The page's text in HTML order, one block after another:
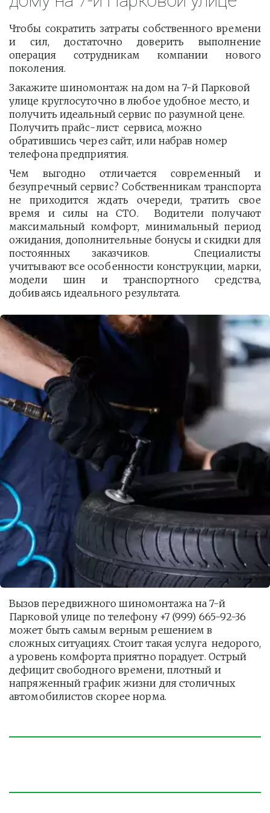
Чтобы сократить затраты собственного времени
и сил, достаточно доверить выполнение
операция сотрудникам компании нового
поколения.
Закажите шиномонтаж на дом на 7-й Парковой
улице круглосуточно в любое удобное место, и
получить идеальный сервис по разумной цене.
Получить прайс-лист  сервиса, можно
обратившись через сайт, или набрав номер
телефона предприятия.
Чем выгодно отличается современный и
безупречный сервис? Собственникам транспорта
не приходится ждать очереди, тратить свое
время и силы на СТО. Водители получают
максимальный комфорт, минимальный период
ожидания, дополнительные бонусы и скидки для
постоянных заказчиков. Специалисты
учитывают все особенности конструкции, марки,
модели шин и транспортного средства,
добиваясь идеального результата.
Вызов передвижного шиномонтажа на 7-й
Парковой улице по телефону +7 (999) 665-92-36
может быть самым верным решением в
сложных ситуациях. Стоит такая услуга  недорого,
а уровень комфорта приятно порадует. Острый
дефицит свободного времени, плотный и
напряженный график жизни для столичных
автомобилистов скорее норма.